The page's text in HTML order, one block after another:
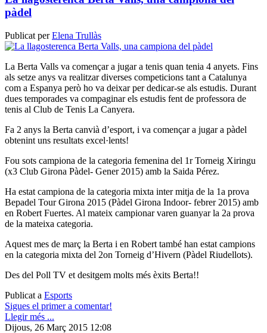
pàdel
Publicat perElena Trullàs
La Berta Valls va començar a jugar a tenis quan tenia 4 anyets. Fins
als setze anys va realitzar diverses competicions tant a Catalunya
com a Espanya però ho va deixar per dedicar-se als estudis. Durant
dues temporades va compaginar els estudis fent de professora de
tenis al Club de Tenis La Canyera.
Fa 2 anys la Berta canvià d’esport, i va començar a jugar a pàdel
obtenint uns resultats excel·lents!
Fou sots campiona de la categoria femenina del 1r Torneig Xiringu
(x3 Club Girona Pàdel- Gener 2015) amb la Saida Pérez.
Ha estat campiona de la categoria mixta inter mitja de la 1a prova
Bepadel Tour Girona 2015 (Pàdel Girona Indoor- febrer 2015) amb
en Robert Fuertes. Al mateix campionar varen guanyar la 2a prova
de la mateixa categoria.
Aquest mes de març la Berta i en Robert també han estat campions
en la categoria mixta del 2on Torneig d’Hivern (Pàdel Riudellots).
Des del Poll TV et desitgem molts més èxits Berta!!
Publicat a Esports
Sigues el primer a comentar!
Llegir més ...
Dijous, 26 Març 2015 12:08